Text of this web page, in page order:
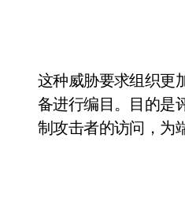
这种威胁要求组织更
备进行编目。目的是
制攻击者的访问，为